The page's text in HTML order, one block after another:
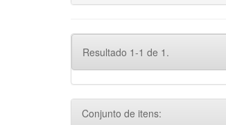
Resultado 1-1 de 1.
Conjunto de itens: